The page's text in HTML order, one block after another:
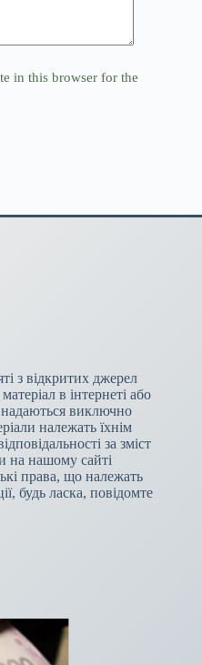
in this browser for the
з відкритих джерел
в інтернеті або
надаються виключно
належать їхнім
за зміст
на нашому сайті
права, що належать
будь ласка, повідомте